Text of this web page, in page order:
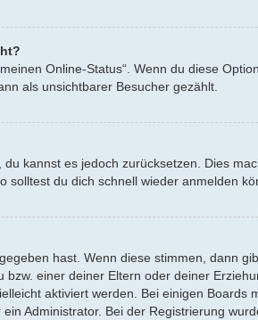
Online-Status“. Wenn du diese
als unsichtbarer Besucher gezählt.
kannst es jedoch zurücksetzen. Dies
solltest du dich schnell wieder anmelden
hast. Wenn diese stimmen, dann
einer deiner Eltern oder deiner
aktiviert werden. Bei einigen Boards
Administrator. Bei der Registrierung